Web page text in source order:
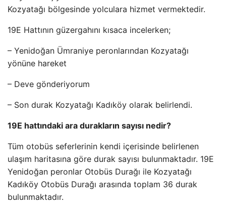
Kozyatağı bölgesinde yolculara hizmet vermektedir.
19E Hattının güzergahını kısaca incelerken;
– Yenidoğan Ümraniye peronlarından Kozyatağı
yönüne hareket
– Deve gönderiyorum
– Son durak Kozyatağı Kadıköy olarak belirlendi.
19E hattındaki ara durakların sayısı nedir?
Tüm otobüs seferlerinin kendi içerisinde belirlenen
ulaşım haritasına göre durak sayısı bulunmaktadır. 19E
Yenidoğan peronlar Otobüs Durağı ile Kozyatağı
Kadıköy Otobüs Durağı arasında toplam 36 durak
bulunmaktadır.